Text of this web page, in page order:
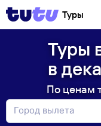
Туры
Туры
в
По ценам